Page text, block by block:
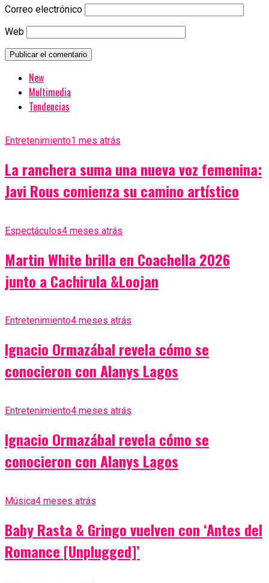
Correo electrónico
Web
New
Multimedia
Tendencias
Entretenimiento1 mes atrás
La ranchera suma una nueva voz femenina:
Javi Rous comienza su camino artístico
Espectáculos4 meses atrás
Martin White brilla en Coachella 2026
junto a Cachirula &Loojan
Entretenimiento4 meses atrás
Ignacio Ormazábal revela cómo se
conocieron con Alanys Lagos
Entretenimiento4 meses atrás
Ignacio Ormazábal revela cómo se
conocieron con Alanys Lagos
Música4 meses atrás
Baby Rasta & Gringo vuelven con ‘Antes del
Romance [Unplugged]’